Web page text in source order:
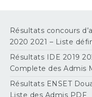
Résultats concours
2020 2021 – Liste
Résultats IDE 2019
Complete des Admis
Résultats ENSET
Liste des Admis PDF